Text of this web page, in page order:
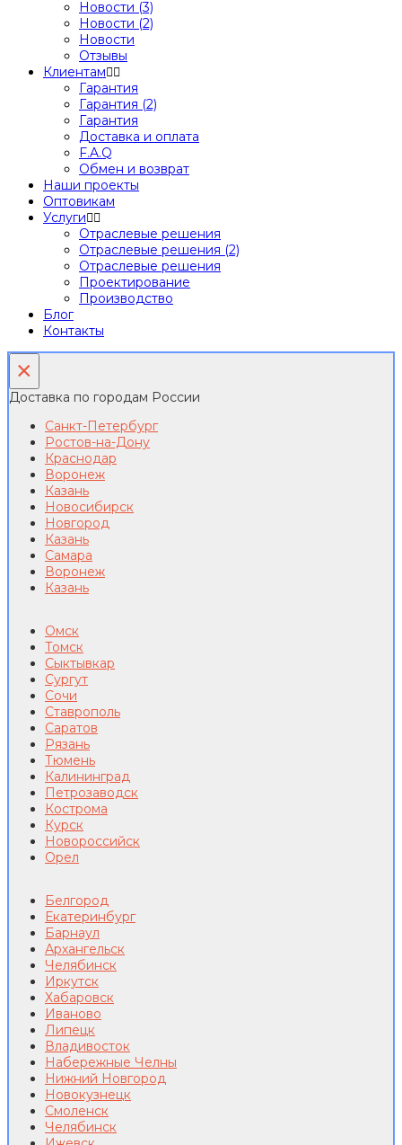
Новости (3)
Новости (2)
Новости
Отзывы
Клиентам
Гарантия
Гарантия (2)
Гарантия
Доставка и оплата
F.A.Q
Обмен и возврат
Наши проекты
Оптовикам
Услуги
Отраслевые решения
Отраслевые решения (2)
Отраслевые решения
Проектирование
Производство
Блог
Контакты
×
Доставка по городам России
Санкт-Петербург
Ростов-на-Дону
Краснодар
Воронеж
Казань
Новосибирск
Новгород
Казань
Самара
Воронеж
Казань
Омск
Томск
Сыктывкар
Сургут
Сочи
Ставрополь
Саратов
Рязань
Тюмень
Калининград
Петрозаводск
Кострома
Курск
Новороссийск
Орел
Белгород
Екатеринбург
Барнаул
Архангельск
Челябинск
Иркутск
Хабаровск
Иваново
Липецк
Владивосток
Набережные Челны
Нижний Новгород
Новокузнецк
Смоленск
Челябинск